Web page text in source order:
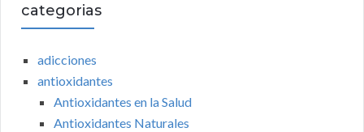
categorias
adicciones
antioxidantes
Antioxidantes en la Salud
Antioxidantes Naturales